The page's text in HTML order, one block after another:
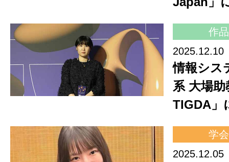
作品
2025.12.10
情報シス
系 大場
TIGDA」
学会
2025.12.05